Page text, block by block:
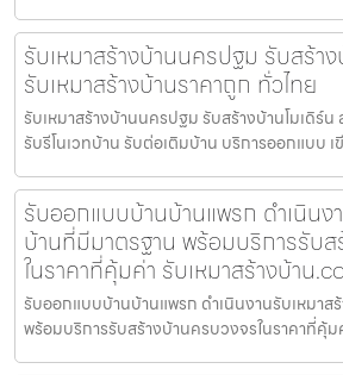
รับเหมาสร้างบ้านนครปฐม รับสร้า
รับเหมาสร้างบ้านราคาถูก ทั่วไทย
รับเหมาสร้างบ้านนครปฐม รับสร้างบ้านโมเดิร์น
รับรีโนเวทบ้าน รับต่อเติมบ้าน บริการออกแบบ
รับออกแบบบ้านบ้านแพรก ดำเนินง
บ้านที่มีมาตรฐาน พร้อมบริการรับส
ในราคาที่คุ้มค่า รับเหมาสร้างบ้าน
รับออกแบบบ้านบ้านแพรก ดำเนินงานรับเหมาส
พร้อมบริการรับสร้างบ้านครบวงจรในราคาที่คุ้ม